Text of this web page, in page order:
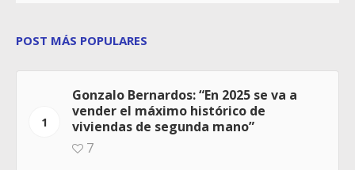
POST MÁS POPULARES
1
Gonzalo Bernardos: “En 2025 se va a
vender el máximo histórico de
viviendas de segunda mano”
7